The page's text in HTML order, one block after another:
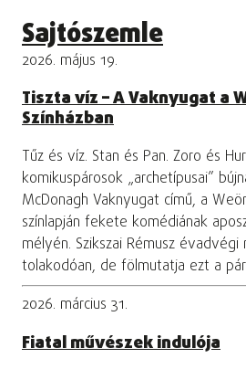
Sajtószemle
2026. május 19.
Tiszta víz – A Vaknyugat a
Színházban
Tűz és víz. Stan és Pan. Zoro és
komikuspárosok „archetípusai”
McDonagh Vaknyugat című, a
színlapján fekete komédiának
mélyén. Szikszai Rémusz
tolakodóan, de fölmutatja ezt a
2026. március 31.
Fiatal művészek indulója